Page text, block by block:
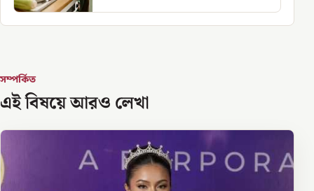
সম্পর্কিত
এই বিষয়ে আরও লেখা